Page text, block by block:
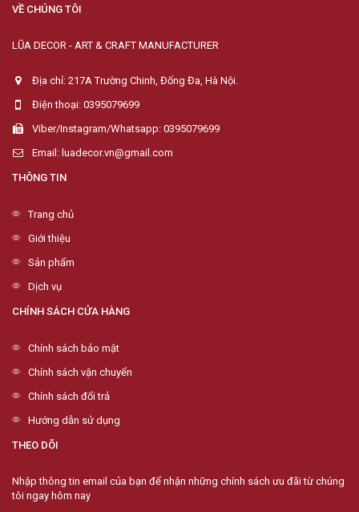
VỀ CHÚNG TÔI
LŨA DECOR - ART & CRAFT MANUFACTURER
Địa chỉ: 217A Trường Chinh, Đống Đa, Hà Nội.
Điện thoại: 0395079699
Viber/Instagram/Whatsapp: 0395079699
Email: luadecor.vn@gmail.com
THÔNG TIN
Trang chủ
Giới thiệu
Sản phẩm
Dịch vụ
CHÍNH SÁCH CỬA HÀNG
Chính sách bảo mật
Chính sách vận chuyển
Chính sách đổi trả
Hướng dẫn sử dụng
THEO DÕI
Nhập thông tin email của bạn để nhận những chính sách ưu đãi từ chúng
tôi ngay hôm nay